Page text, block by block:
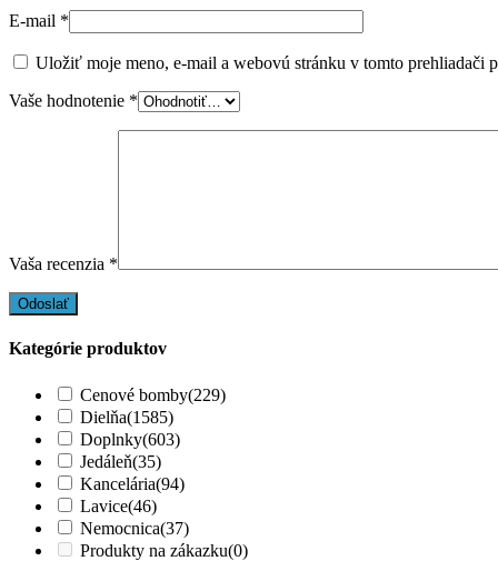
E-mail *
Uložiť moje meno, e-mail a webovú stránku v tomto prehliadači
Vaše hodnotenie *
Vaša recenzia *
Kategórie produktov
Cenové bomby(229)
Dielňa(1585)
Doplnky(603)
Jedáleň(35)
Kancelária(94)
Lavice(46)
Nemocnica(37)
Produkty na zákazku(0)